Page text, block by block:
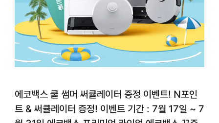
에코백스 쿨 썸머 써큘레이터 증정 이벤트! N포인
트 & 써큘레이터 증정! 이벤트 기간 : 7월 17일 ~ 7